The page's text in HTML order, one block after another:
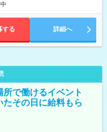
する 詳細へ
で働けるイベント
その日に給料もら